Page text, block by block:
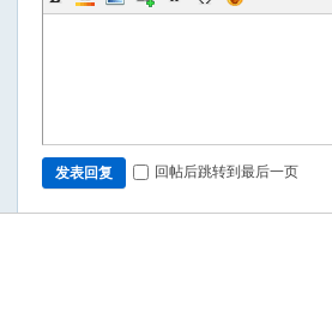
发表回复 回帖后跳转到最后一页